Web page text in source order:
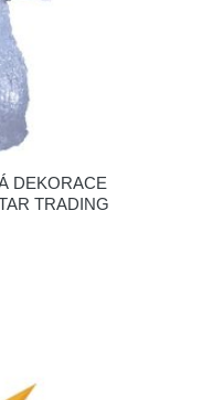
DEKORACE
TRADING